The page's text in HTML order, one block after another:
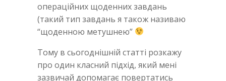
операційних щоденних завдань
(такий тип завдань я також називаю
“щоденною метушнею”
Тому в сьогоднішній статті розкажу
про один класний підхід, який мені
зазвичай допомагає повертатись